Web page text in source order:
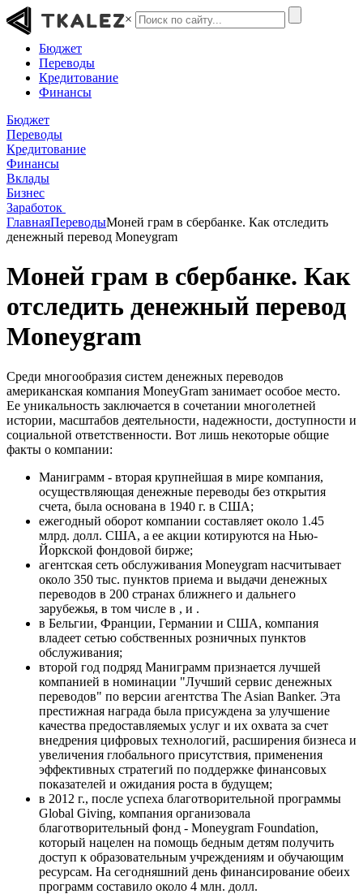
×
Бюджет
Переводы
Кредитование
Финансы
Бюджет
Переводы
Кредитование
Финансы
Вклады
Бизнес
Заработок
ГлавнаяПереводыМоней грам в сбербанке. Как отследить
денежный перевод Moneygram
Моней грам в сбербанке. Как
отследить денежный перевод
Moneygram
Среди многообразия систем денежных переводов
американская компания MoneyGram занимает особое место.
Ее уникальность заключается в сочетании многолетней
истории, масштабов деятельности, надежности, доступности и
социальной ответственности. Вот лишь некоторые общие
факты о компании:
Маниграмм - вторая крупнейшая в мире компания,
осуществляющая денежные переводы без открытия
счета, была основана в 1940 г. в США;
ежегодный оборот компании составляет около 1.45
млрд. долл. США, а ее акции котируются на Нью-
Йоркской фондовой бирже;
агентская сеть обслуживания Moneygram насчитывает
около 350 тыс. пунктов приема и выдачи денежных
переводов в 200 странах ближнего и дальнего
зарубежья, в том числе в , и .
в Бельгии, Франции, Германии и США, компания
владеет сетью собственных розничных пунктов
обслуживания;
второй год подряд Маниграмм признается лучшей
компанией в номинации "Лучший сервис денежных
переводов" по версии агентства The Asian Banker. Эта
престижная награда была присуждена за улучшение
качества предоставляемых услуг и их охвата за счет
внедрения цифровых технологий, расширения бизнеса и
увеличения глобального присутствия, применения
эффективных стратегий по поддержке финансовых
показателей и ожидания роста в будущем;
в 2012 г., после успеха благотворительной программы
Global Giving, компания организовала
благотворительный фонд - Moneygram Foundation,
который нацелен на помощь бедным детям получить
доступ к образовательным учреждениям и обучающим
ресурсам. На сегодняшний день финансирование обеих
программ составило около 4 млн. долл.